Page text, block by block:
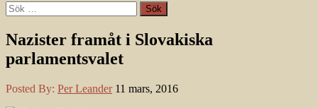
Sök
efter:
Nazister framåt i Slovakiska
parlamentsvalet
Posted By: Per Leander 11 mars, 2016